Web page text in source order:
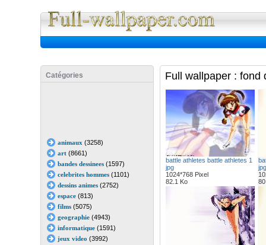
Catégories
animaux (3258)
art(8661)
bandes dessinees(1597)
celebrites hommes(1101)
dessins animes(2752)
espace(813)
films(5075)
geographie(4943)
informatique(1591)
jeux video (3992)
Full wallpaper : fond
battle athletes battle athletes 1
jpg
1024*768 Pixel
82.1 Ko
jpg